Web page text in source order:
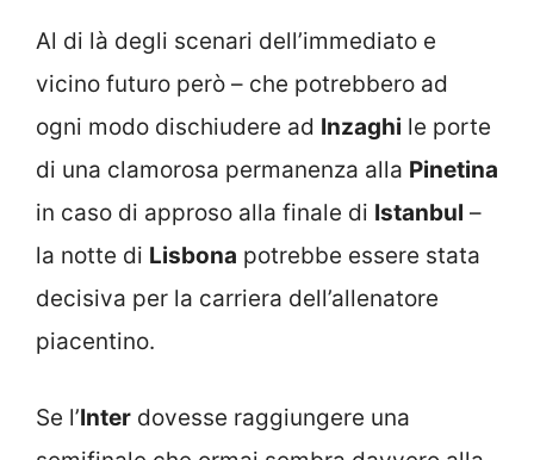
Al di là degli scenari dell’immediato e
vicino futuro però – che potrebbero ad
ogni modo dischiudere ad Inzaghi le porte
di una clamorosa permanenza alla Pinetina
in caso di approso alla finale di Istanbul –
la notte di Lisbona potrebbe essere stata
decisiva per la carriera dell’allenatore
piacentino.
Se l’Inter dovesse raggiungere una